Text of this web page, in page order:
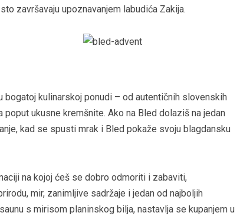
završavaju upoznavanjem labudića Zakija.
kulinarskoj ponudi – od autentičnih slovenskih
ukusne kremšnite. Ako na Bled dolaziš na jedan
kad se spusti mrak i Bled pokaže svoju blagdansku
na kojoj ćeš se dobro odmoriti i zabaviti,
mir, zanimljive sadržaje i jedan od najboljih
s mirisom planinskog bilja, nastavlja se kupanjem u